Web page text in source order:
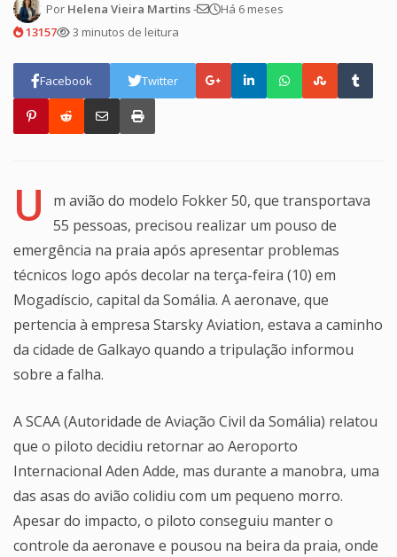
Por Helena Vieira Martins-
Há 6 meses
13157
3 minutos de leitura
Facebook Twitter
U
m avião do modelo Fokker 50, que transportava
55 pessoas, precisou realizar um pouso de
emergência na praia após apresentar problemas
técnicos logo após decolar na terça-feira (10) em
Mogadíscio, capital da Somália. A aeronave, que
pertencia à empresa Starsky Aviation, estava a caminho
da cidade de Galkayo quando a tripulação informou
sobre a falha.
A SCAA (Autoridade de Aviação Civil da Somália) relatou
que o piloto decidiu retornar ao Aeroporto
Internacional Aden Adde, mas durante a manobra, uma
das asas do avião colidiu com um pequeno morro.
Apesar do impacto, o piloto conseguiu manter o
controle da aeronave e pousou na beira da praia, onde